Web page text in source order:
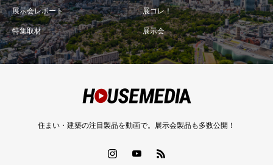
展示会レポート 展コレ！
特集取材 展示会
住まい・建築の注目製品を動画で。展示会製品も多数公開！